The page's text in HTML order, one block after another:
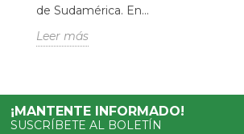
de Sudamérica. En...
Leer más
¡MANTENTE INFORMADO!
SUSCRÍBETE AL BOLETÍN